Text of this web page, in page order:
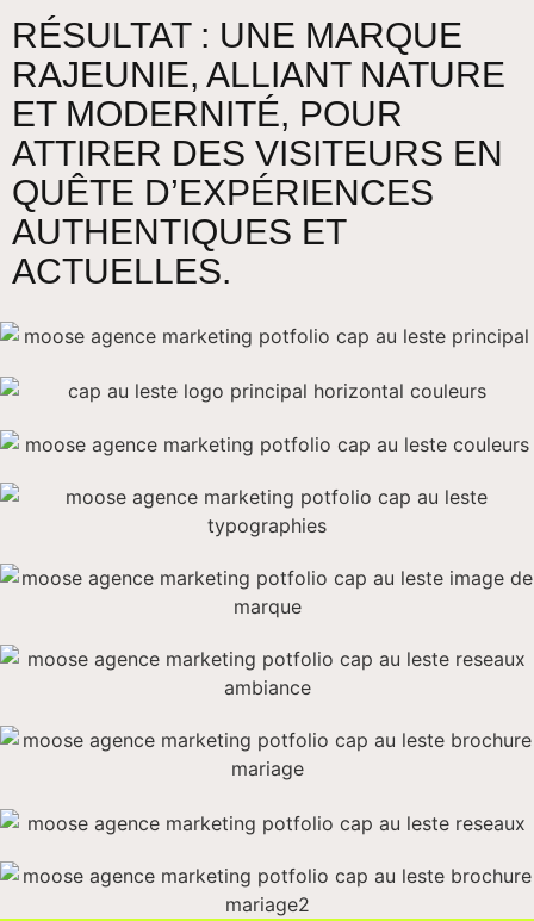
RÉSULTAT : UNE MARQUE
RAJEUNIE, ALLIANT NATURE
ET MODERNITÉ, POUR
ATTIRER DES VISITEURS EN
QUÊTE D’EXPÉRIENCES
AUTHENTIQUES ET
ACTUELLES.